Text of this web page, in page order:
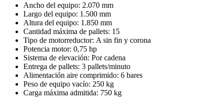
Ancho del equipo: 2.070 mm
Largo del equipo: 1.500 mm
Altura del equipo: 1.850 mm
Cantidad máxima de pallets: 15
Tipo de motorreductor: A sin fin y corona
Potencia motor: 0,75 hp
Sistema de elevación: Por cadena
Entrega de pallets: 3 pallets/minuto
Alimentación aire comprimido: 6 bares
Peso de equipo vacío: 250 kg
Carga máxima admitida: 750 kg